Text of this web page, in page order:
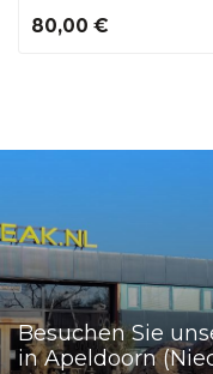
80,00 €
Besuchen Sie
in Apeldoorn